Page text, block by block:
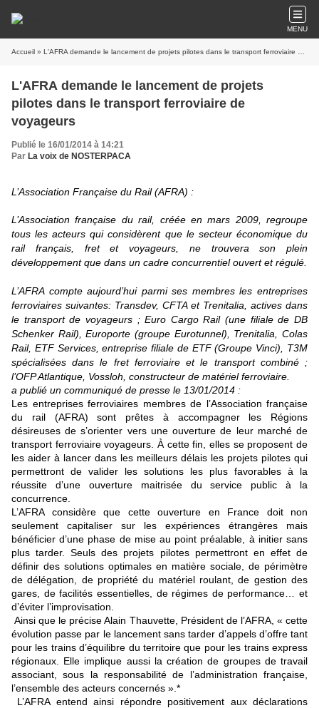
MENU
Accueil » L'AFRA demande le lancement de projets pilotes dans le transport ferroviaire de voyageurs
L'AFRA demande le lancement de projets
pilotes dans le transport ferroviaire de
voyageurs
Publié le 16/01/2014 à 14:21
Par La voix de NOSTERPACA
L’Association Française du Rail (AFRA) :
L’Association française du rail, créée en mars 2009, regroupe
tous les acteurs qui considèrent que le secteur économique du
rail français, fret et voyageurs, ne trouvera son plein
développement que dans un cadre concurrentiel ouvert et régulé.
L’AFRA compte aujourd’hui parmi ses membres les entreprises
ferroviaires suivantes: Transdev, CFTA et Trenitalia, actives dans
le transport de voyageurs ; Euro Cargo Rail (une filiale de DB
Schenker Rail), Europorte (groupe Eurotunnel), Trenitalia, Colas
Rail, ETF Services, entreprise filiale de ETF (Groupe Vinci), T3M
spécialisées dans le fret ferroviaire et le transport combiné ;
l’OFP Atlantique, Vossloh, constructeur de matériel ferroviaire.
a publié un communiqué de presse le 13/01/2014 :
Les entreprises ferroviaires membres de l’Association française
du rail (AFRA) sont prêtes à accompagner les Régions
désireuses de s’orienter vers une ouverture de leur marché de
transport ferroviaire voyageurs. À cette fin, elles se proposent de
les aider à lancer dans les meilleurs délais les projets pilotes qui
permettront de valider les solutions les plus favorables à la
réussite d’une ouverture maitrisée du service public à la
concurrence.
L’AFRA considère que cette ouverture en France doit non
seulement capitaliser sur les expériences étrangères mais
bénéficier d’une phase de mise au point préalable, à initier sans
plus tarder. Seuls des projets pilotes permettront en effet de
définir des solutions optimales en matière sociale, de périmètre
de délégation, de propriété du matériel roulant, de gestion des
gares, de facilités essentielles, de régimes de performance… et
d’éviter l’improvisation.
Ainsi que le précise Alain Thauvette, Président de l’AFRA, « cette
évolution passe par le lancement sans tarder d’appels d’offre tant
pour les trains d’équilibre du territoire que pour les trains express
régionaux. Elle implique aussi la création de groupes de travail
associant, sous la responsabilité de l’administration française,
l’ensemble des acteurs concernés ».*
L’AFRA entend ainsi répondre positivement aux déclarations